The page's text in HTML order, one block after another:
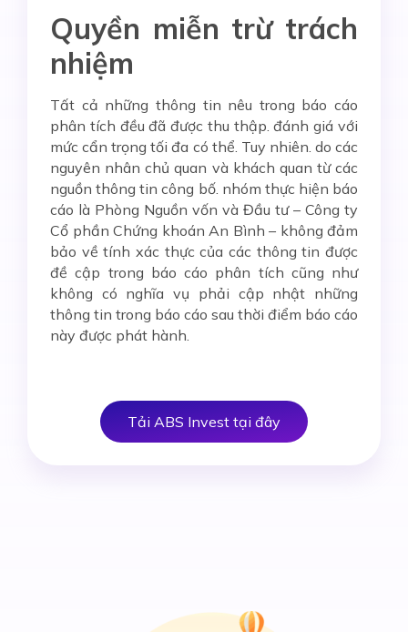
Quyền miễn trừ trách
nhiệm
Tất cả những thông tin nêu trong báo cáo
phân tích đều đã được thu thập. đánh giá với
mức cẩn trọng tối đa có thể. Tuy nhiên. do các
nguyên nhân chủ quan và khách quan từ các
nguồn thông tin công bố. nhóm thực hiện báo
cáo là Phòng Nguồn vốn và Đầu tư – Công ty
Cổ phần Chứng khoán An Bình – không đảm
bảo về tính xác thực của các thông tin được
đề cập trong báo cáo phân tích cũng như
không có nghĩa vụ phải cập nhật những
thông tin trong báo cáo sau thời điểm báo cáo
này được phát hành.
Tải ABS Invest tại đây